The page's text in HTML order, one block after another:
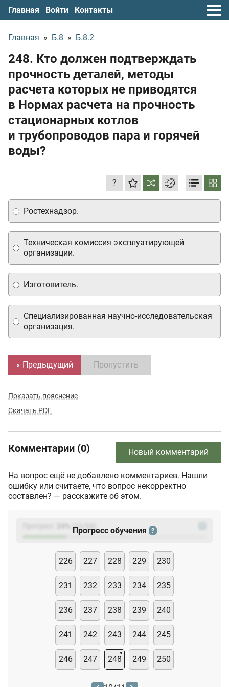
Главная Войти Контакты
Главная » Б.8 » Б.8.2
248. Кто должен подтверждать
прочность деталей, методы
расчета которых не приводятся
в Нормах расчета на прочность
стационарных котлов
и трубопроводов пара и горячей
воды?
?
Ростехнадзор.
Специализированная научно-исследовательская
организация.
Изготовитель.
Техническая комиссия эксплуатирующей
организации.
« Предыдущий Пропустить
Показать пояснение
Скачать PDF
Комментарии (0) Новый комментарий
На вопрос ещё не добавлено комментариев. Нашли
ошибку или считаете, что вопрос некорректно
составлен? — расскажите об этом.
(23
Прогресс обучения ?
226 227 228 229 230
231 232 233 234 235
236 237 238 239 240
241 242 243 244 245
246 247 248 249 250